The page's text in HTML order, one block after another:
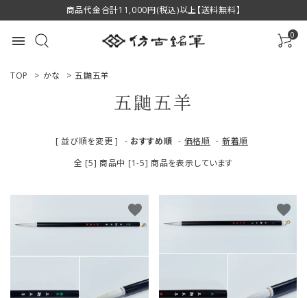
商品代金合計11,000円(税込)以上【送料無料】
menu 0
ACCOUNT MENU
商品一覧
用途で選ぶ
私たちについて
TOP > かな > 五鼬五羊
五鼬五羊
[ 並び順を変更 ] - おすすめ順 - 価格順 - 新着順
全 [5] 商品中 [1-5] 商品を表示しています
favorite favorite